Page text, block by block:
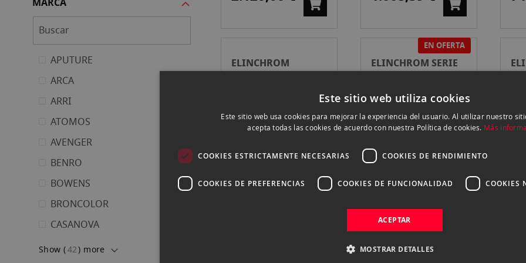
MARCA
APUTURE
ARCA
ARRI
ATOMOS
AVENGER
BENRO
BOWENS
BRONCOLOR
CASANOVA
Show (42) more
ELINCHROM
TRASLÚCIDO125 CM
EN OFERTA
ELINCHROM SERIE
VENTANA
179,00 €
184,00 €
DIFUSOR NEGRO /
ELINCHROM
LITEMOTIV OCTA
Este sitio web utiliza cookies
Este sitio web usa cookies para mejorar la experiencia del usuario. Al utilizar nuestro
acepta todas las cookies de acuerdo con nuestra Política de cookies. Más
COOKIES ESTRICTAMENTE NECESARIAS COOKIES DE RENDIMIENTO
COOKIES DE PREFERENCIAS COOKIES DE FUNCIONALIDAD COOKIES
ACEPTAR
MOSTRAR DETALLES